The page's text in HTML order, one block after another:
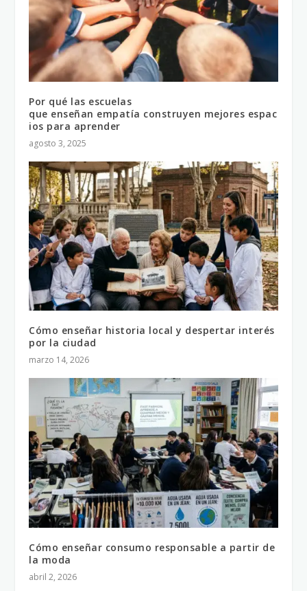
Por qué las escuelas
que enseñan empatía construyen mejores espac
ios para aprender
agosto 3, 2025
Cómo enseñar historia local y despertar interés
por la ciudad
marzo 14, 2026
Cómo enseñar consumo responsable a partir de
la moda
abril 2, 2026